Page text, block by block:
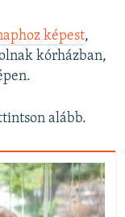
képest,
kórházban,
alább.